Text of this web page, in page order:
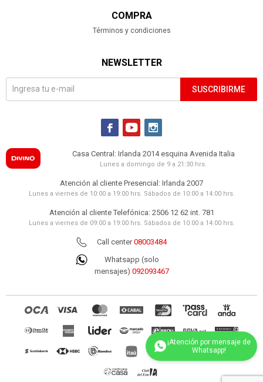
COMPRA
Términos y condiciones
NEWSLETTER
SUSCRIBIRME
  
Casa Central: Irlanda 2014 esquina Avenida Italia
Lunes a domingo de 9 a 21:30 hrs.
Atención al cliente Presencial: Irlanda 2007
Lunes a viernes de 10:00 a 19:00 hrs. Sábados de 10:00 a 14:00 hrs.
Atención al cliente Telefónica: 2506 12 62 int. 781
Lunes a viernes de 09:00 a 19:00 hrs. Sábados de 10:00 a 14:00 hrs.
Call center08003484
Whatsapp (solo
mensajes) 092093467